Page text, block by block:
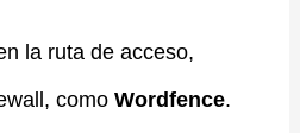
la ruta de acceso,
como Wordfence.